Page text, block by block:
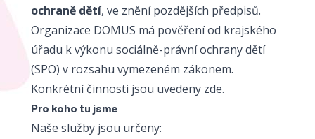
ochraně dětí, ve znění pozdějších předpisů.
Organizace DOMUS má pověření od krajského
úřadu k výkonu sociálně-právní ochrany dětí
(SPO) v rozsahu vymezeném zákonem.
Konkrétní činnosti jsou uvedeny zde.
Pro koho tu jsme
Naše služby jsou určeny: